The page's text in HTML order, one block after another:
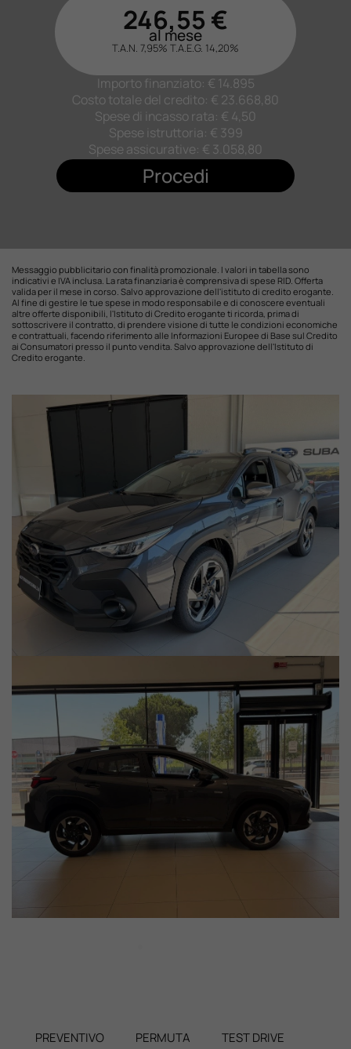
246,55 €
al mese
T.A.N. 7,95% T.A.E.G. 14,20%
Importo finanziato: € 14.895
Costo totale del credito: € 23.668,80
Spese di incasso rata: € 4,50
Spese istruttoria: € 399
Spese assicurative: € 3.058,80
Procedi
Messaggio pubblicitario con finalità promozionale. I valori in tabella sono
indicativi e IVA inclusa. La rata finanziaria è comprensiva di spese RID. Offerta
valida per il mese in corso. Salvo approvazione dell'istituto di credito erogante.
Al fine di gestire le tue spese in modo responsabile e di conoscere eventuali
altre offerte disponibili, l'Istituto di Credito erogante ti ricorda, prima di
sottoscrivere il contratto, di prendere visione di tutte le condizioni economiche
e contrattuali, facendo riferimento alle Informazioni Europee di Base sul Credito
ai Consumatori presso il punto vendita. Salvo approvazione dell'Istituto di
Credito erogante.
PREVENTIVO PERMUTA TEST DRIVE